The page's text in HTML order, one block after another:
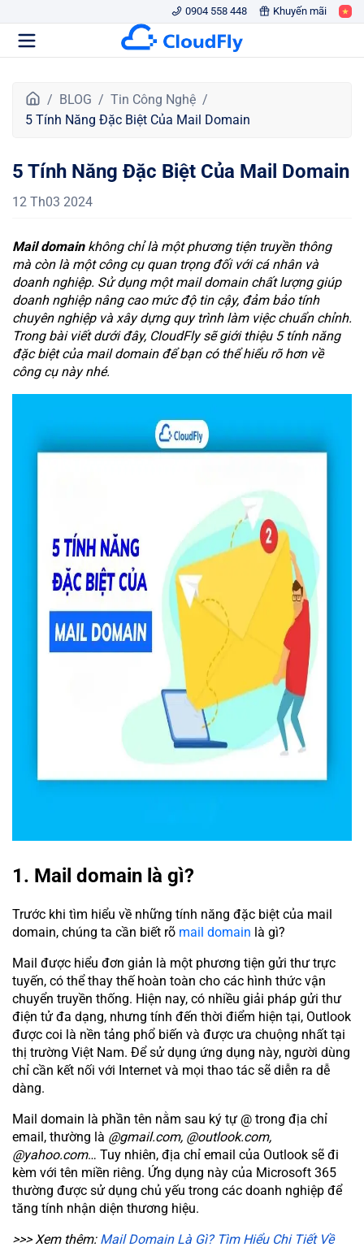
0904 558 448 Khuyến mãi
r
g
h
BLOG
Tin Công Nghệ
5 Tính Năng Đặc Biệt Của Mail Domain
5 Tính Năng Đặc Biệt Của Mail Domain
12 Th03 2024
Mail domainkhông chỉ là một phương tiện truyền thông
mà còn là một công cụ quan trọng đối với cá nhân và
doanh nghiệp. Sử dụng một mail domain chất lượng giúp
doanh nghiệp nâng cao mức độ tin cậy, đảm bảo tính
chuyên nghiệp và xây dựng quy trình làm việc chuẩn chỉnh.
Trong bài viết dưới đây, CloudFly sẽ giới thiệu 5 tính năng
đặc biệt của mail domain để bạn có thể hiểu rõ hơn về
công cụ này nhé.
1. Mail domain là gì?
Trước khi tìm hiểu về những tính năng đặc biệt của mail
domain, chúng ta cần biết rõ mail domain là gì?
Mail được hiểu đơn giản là một phương tiện gửi thư trực
tuyến, có thể thay thế hoàn toàn cho các hình thức vận
chuyển truyền thống. Hiện nay, có nhiều giải pháp gửi thư
điện tử đa dạng, nhưng tính đến thời điểm hiện tại, Outlook
được coi là nền tảng phổ biến và được ưa chuộng nhất tại
thị trường Việt Nam. Để sử dụng ứng dụng này, người dùng
chỉ cần kết nối với Internet và mọi thao tác sẽ diễn ra dễ
dàng.
Mail domain là phần tên nằm sau ký tự @ trong địa chỉ
email, thường là @gmail.com, @outlook.com,
@yahoo.com… Tuy nhiên, địa chỉ email của Outlook sẽ đi
kèm với tên miền riêng. Ứng dụng này của Microsoft 365
thường được sử dụng chủ yếu trong các doanh nghiệp để
tăng tính nhận diện thương hiệu.
>>> Xem thêm: Mail Domain Là Gì? Tìm Hiểu Chi Tiết Về